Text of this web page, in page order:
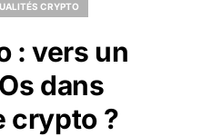
CRYPTO
: vers un
dans
crypto ?